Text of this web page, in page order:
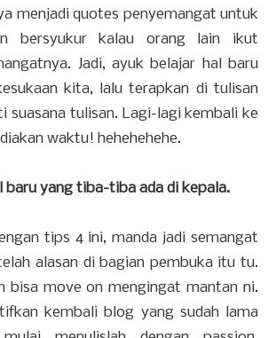
menjadi quotes penyemangat untuk
bersyukur kalau orang lain ikut
Jadi, ayuk belajar hal baru
kita, lalu terapkan di tulisan
suasana tulisan. Lagi-lagi kembali ke
waktu! hehehehehe.
baru yang tiba-tiba ada di kepala.
tips 4 ini, manda jadi semangat
alasan di bagian pembuka itu tu.
bisa move on mengingat mantan ni.
kembali blog yang sudah lama